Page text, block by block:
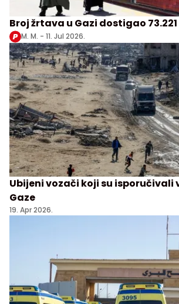
Broj žrtava u Gazi dostigao 73.221
M. M. - 11. Jul 2026.
Ubijeni vozači koji su isporučivali
Gaze
19. Apr 2026.